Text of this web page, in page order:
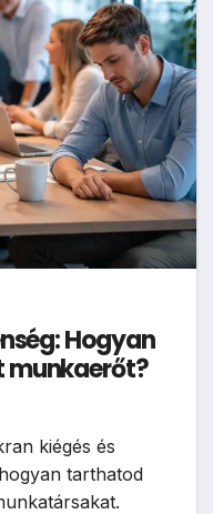
Hogyan
kiégés és
tarthatod